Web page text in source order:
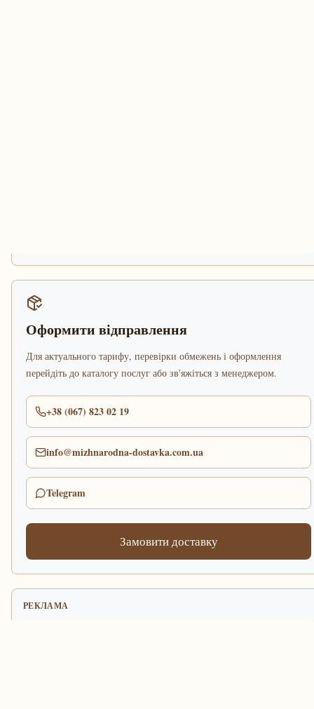
Оформити відправлення
Для актуального тарифу, перевірки обмежень і оформлення
перейдіть до каталогу послуг або зв'яжіться з менеджером.
+38 (067) 823 02 19
info@mizhnarodna-dostavka.com.ua
Telegram
Замовити доставку
РЕКЛАМА